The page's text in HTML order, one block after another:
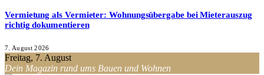
Vermietung als Vermieter: Wohnungsübergabe bei Mieterauszug
richtig dokumentieren
7. August 2026
Freitag, 7. August
Dein Magazin rund ums Bauen und Wohnen